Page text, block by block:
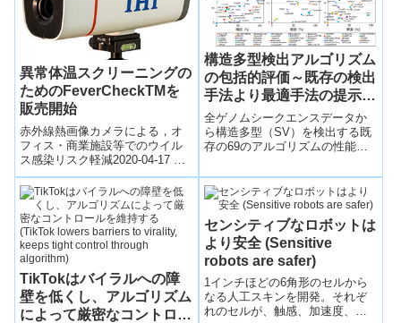
異常体温スクリーニングの
ためのFeverCheckTMを
販売開始
赤外線熱画像カメラによる，オ
フィス・商業施設等でのウイル
ス感染リスク軽減2020-04-17 株
式会社IHI株式会社IHIの子会社で
ある株式会社IHI検査計測（...
構造多型検出アルゴリズム
の包括的評価～既存の検出
手法より最適手法の提示が
可能に～
全ゲノムシークエンスデータか
ら構造多型（SV）を検出する既
存の69のアルゴリズムの性能評
るためのツールの選定や組み合
わせの選別などを提供する基盤
情報を確立した。
TikTokはバイラルへの障
壁を低くし、アルゴリズム
によって厳密なコントロー
センシティブなロボットは
より安全 (Sensitive
robots are safer)
1インチほどの6角形のセルから
なる人工スキンを開発。それぞ
れのセルが、触感、加速度、接